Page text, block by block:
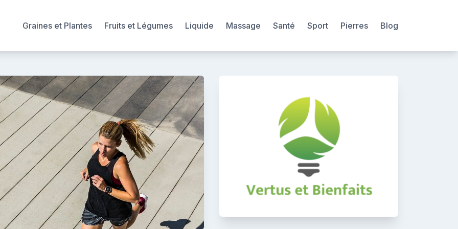
Graines et Plantes Fruits et Légumes Liquide Massage Santé Sport Pierres Blog